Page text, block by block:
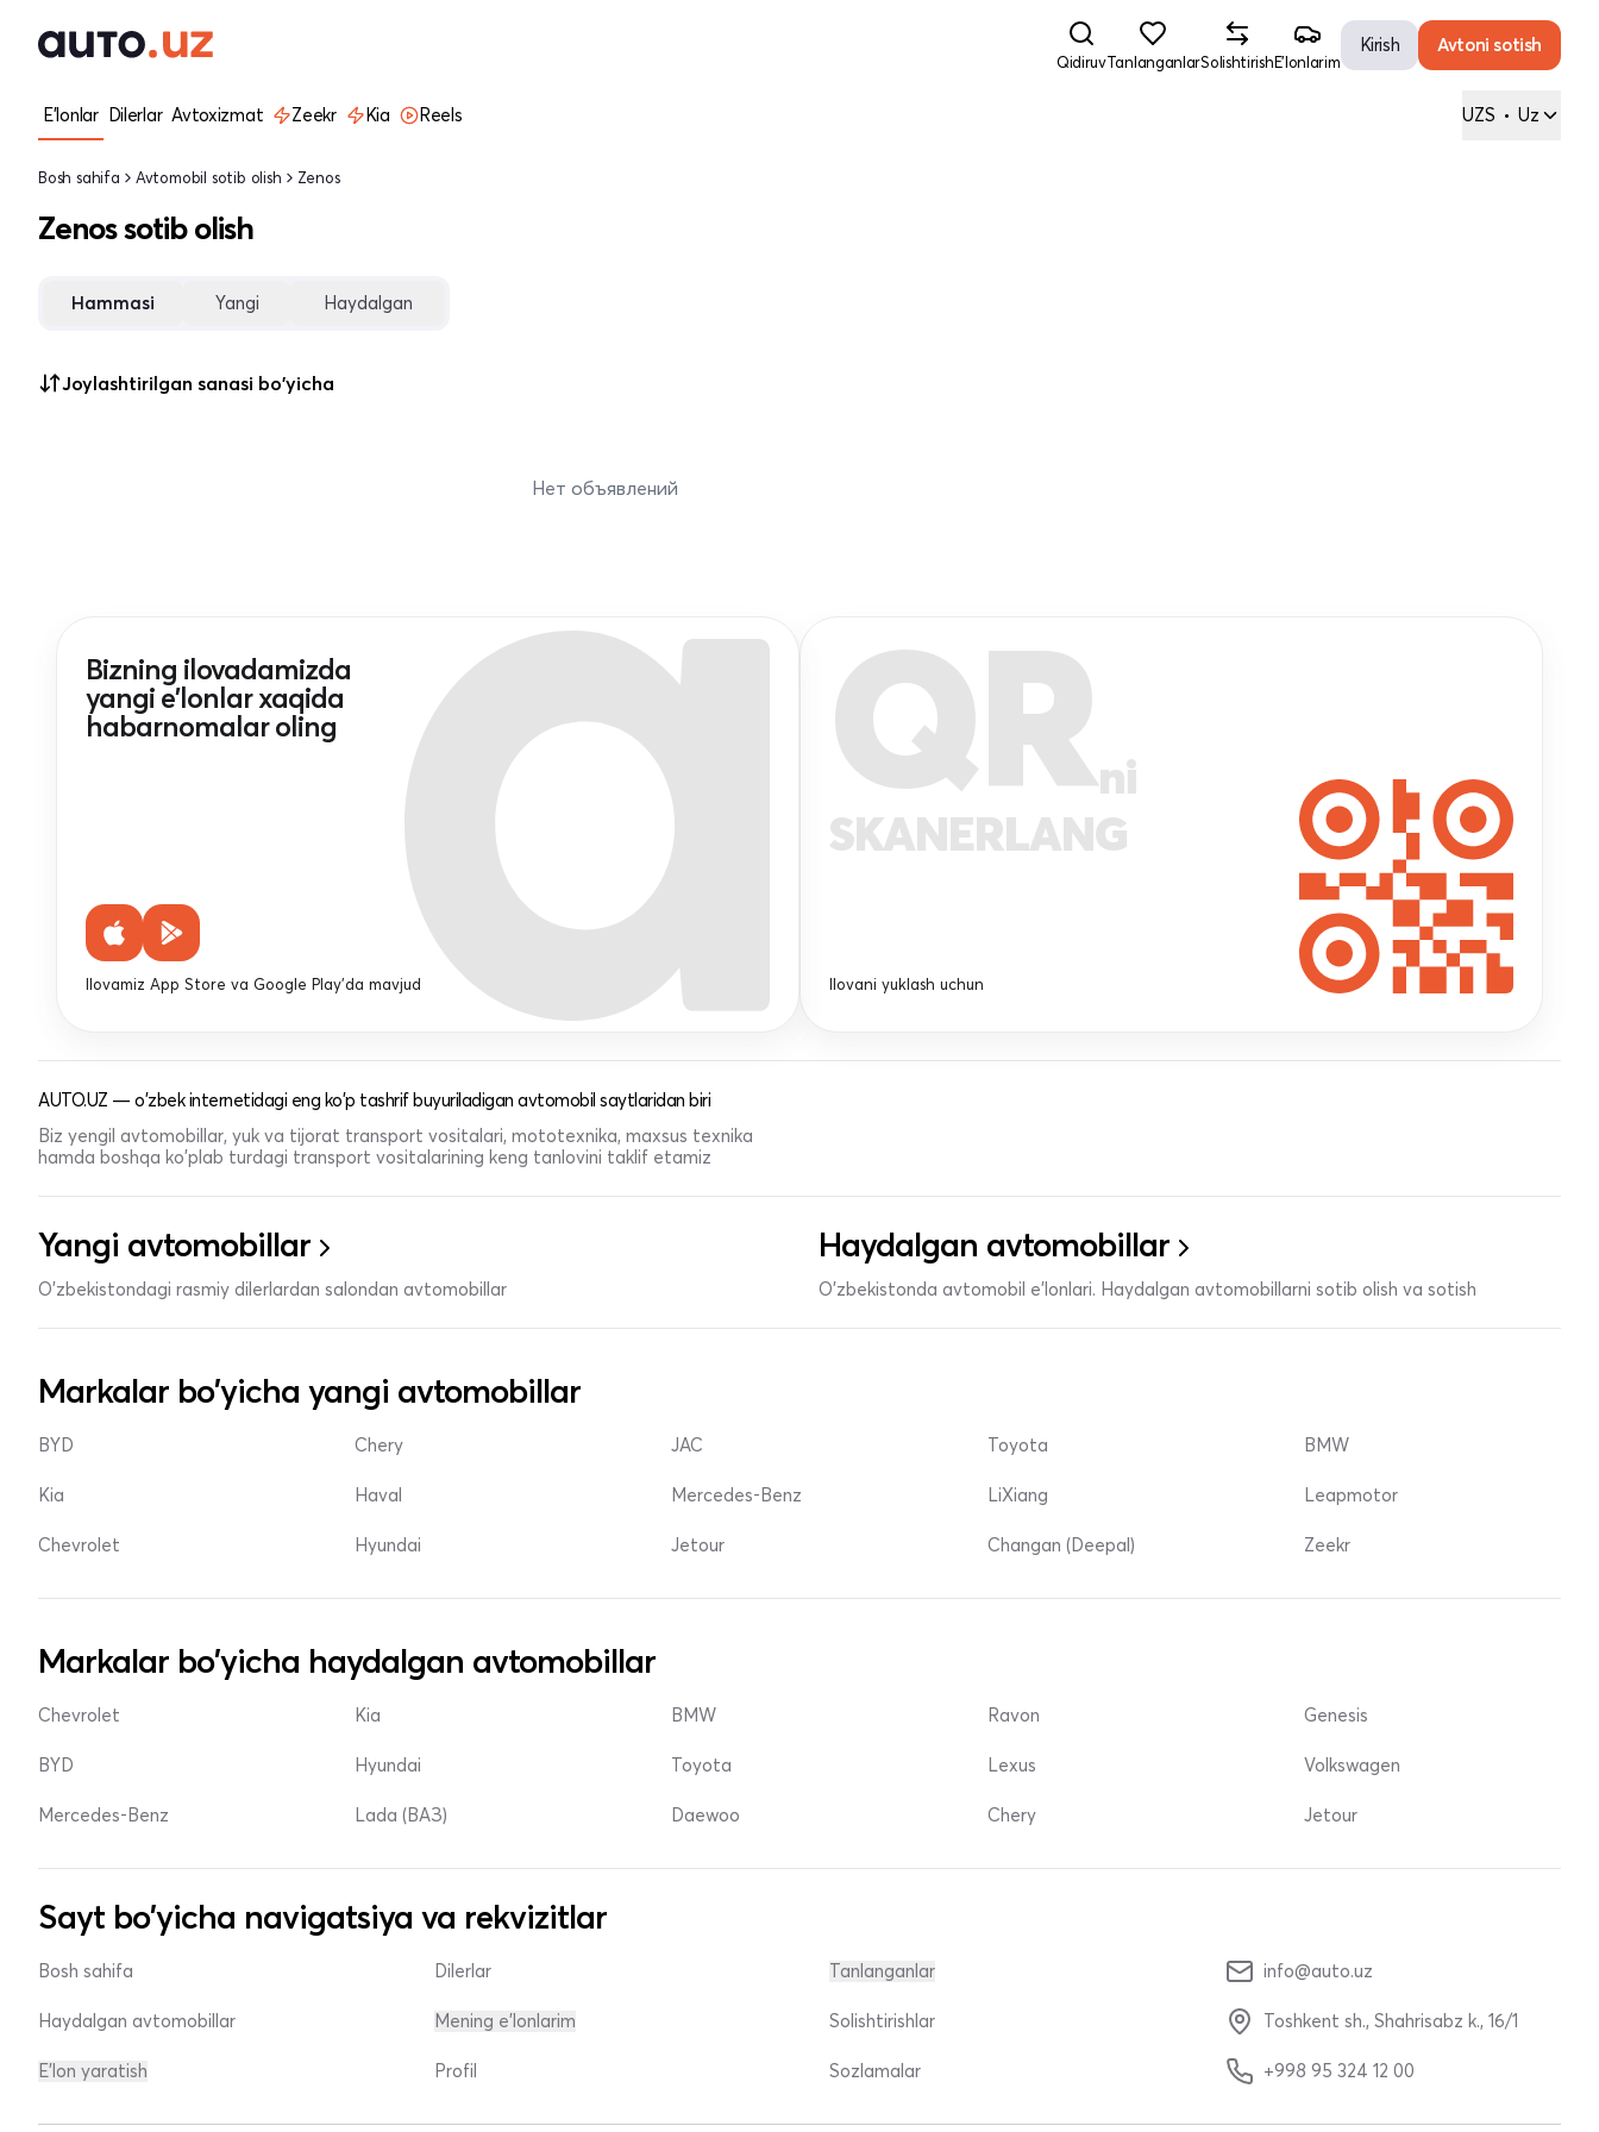
QidiruvTanlanganlarSolishtirishE'lonlarim
Kirish Avtoni sotish
E'lonlar Dilerlar Avtoxizmat Zeekr Kia Reels UZS • Uz
Bosh sahifa Avtomobil sotib olish Zenos
Zenos sotib olish
Hammasi Yangi Haydalgan
Joylashtirilgan sanasi bo'yicha
Нет объявлений
Bizning ilovadamizda
yangi e'lonlar xaqida
habarnomalar oling
Ilovamiz App Store va Google Play'da mavjud
QRni
SKANERLANG
Ilovani yuklash uchun
AUTO.UZ — o'zbek internetidagi eng ko'p tashrif buyuriladigan avtomobil saytlaridan biri
Biz yengil avtomobillar, yuk va tijorat transport vositalari, mototexnika, maxsus texnika
hamda boshqa ko'plab turdagi transport vositalarining keng tanlovini taklif etamiz
Yangi avtomobillar
O'zbekistondagi rasmiy dilerlardan salondan avtomobillar
Haydalgan avtomobillar
O'zbekistonda avtomobil e’lonlari. Haydalgan avtomobillarni sotib olish va sotish
Markalar bo'yicha yangi avtomobillar
BYD
Kia
Chevrolet
Chery
Haval
Hyundai
JAC
Mercedes-Benz
Jetour
Toyota
LiXiang
Changan (Deepal)
BMW
Leapmotor
Zeekr
Markalar bo'yicha haydalgan avtomobillar
Chevrolet
BYD
Mercedes-Benz
Kia
Hyundai
Lada (ВАЗ)
BMW
Toyota
Daewoo
Ravon
Lexus
Chery
Genesis
Volkswagen
Jetour
Sayt bo'yicha navigatsiya va rekvizitlar
Bosh sahifa
Haydalgan avtomobillar
E'lon yaratish
Dilerlar
Mening e'lonlarim
Profil
Tanlanganlar
Solishtirishlar
Sozlamalar
info@auto.uz
Toshkent sh., Shahrisabz k., 16/1
+998 95 324 12 00